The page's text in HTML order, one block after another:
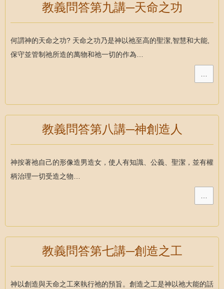
教義問答第九講─天命之功
何謂神的天命之功? 天命之功乃是神以祂至高的聖潔,智慧和大能,
保守並管制祂所造的萬物和祂一切的作為…
…
教義問答第八講─神創造人
神按著祂自己的形像造男造女，使人有知識、公義、聖潔，並有權
柄治理一切受造之物…
…
教義問答第七講─創造之工
神以創造與天命之工來執行祂的預旨。創造之工是神以祂大能的話